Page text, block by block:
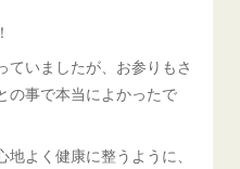
ていましたが、お参りもさ
の事で本当によかったで
よく健康に整うように、